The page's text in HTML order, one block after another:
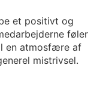
et positivt og
føler
en atmosfære af
mistrivsel.